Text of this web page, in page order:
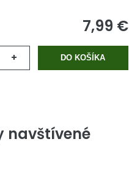
7,99 €
+ DO KOŠÍKA
navštívené